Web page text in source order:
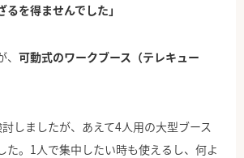
を得ませんでした」
可動式のワークブース（テレキュー
討しましたが、あえて4人用の大型ブース
た。1人で集中したい時も使えるし、何よ